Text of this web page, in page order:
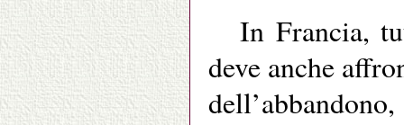
In Francia,
deve anche